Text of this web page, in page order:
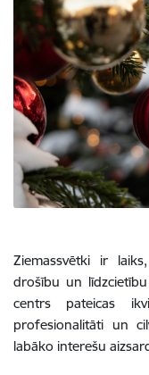
Ziemassvētki ir
drošību un
centrs pateicas
profesionalitāti un
labāko interešu